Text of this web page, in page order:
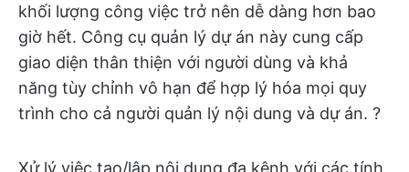
khối lượng công việc trở nên dễ dàng hơn bao
giờ hết. Công cụ quản lý dự án này cung cấp
giao diện thân thiện với người dùng và khả
năng tùy chỉnh vô hạn để hợp lý hóa mọi quy
trình cho cả người quản lý nội dung và dự án. ?
Xử lý việc tạo/lập nội dung đa kênh với các tính